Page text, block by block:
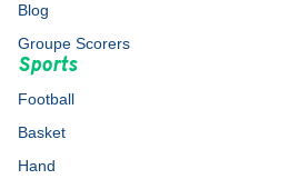
Blog
Groupe Scorers
Sports
Football
Basket
Hand